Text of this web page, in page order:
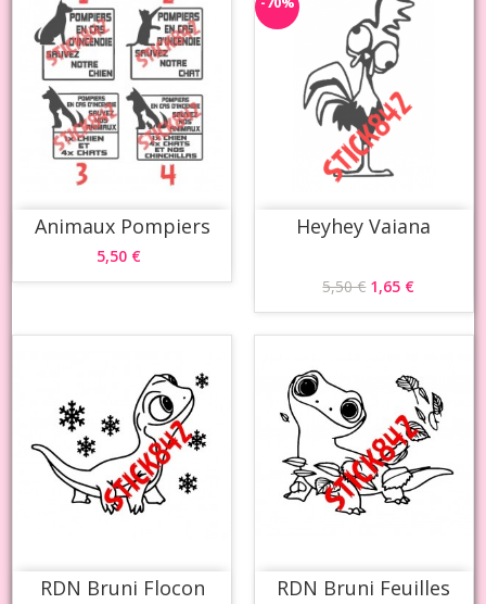
Animaux Pompiers
5,50 €
Heyhey Vaiana
5,50 € 1,65 €
RDN Bruni Flocon RDN Bruni Feuilles